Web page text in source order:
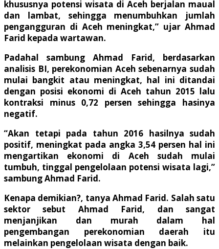
khususnya potensi wisata di Aceh berjalan maual
dan lambat, sehingga menumbuhkan jumlah
pengangguran di Aceh meningkat,” ujar Ahmad
Farid kepada wartawan.
Padahal sambung Ahmad Farid, berdasarkan
analisis BI, perekonomian Aceh sebenarnya sudah
mulai bangkit atau meningkat, hal ini ditandai
dengan posisi ekonomi di Aceh tahun 2015 lalu
kontraksi minus 0,72 persen sehingga hasinya
negatif.
“Akan tetapi pada tahun 2016 hasilnya sudah
positif, meningkat pada angka 3,54 persen hal ini
mengartikan ekonomi di Aceh sudah mulai
tumbuh, tinggal pengelolaan potensi wisata lagi,”
sambung Ahmad Farid.
Kenapa demikian?, tanya Ahmad Farid. Salah satu
sektor sebut Ahmad Farid, dan sangat
menjanjikan dan murah dalam hal
pengembangan perekonomian daerah itu
melainkan pengelolaan wisata dengan baik.